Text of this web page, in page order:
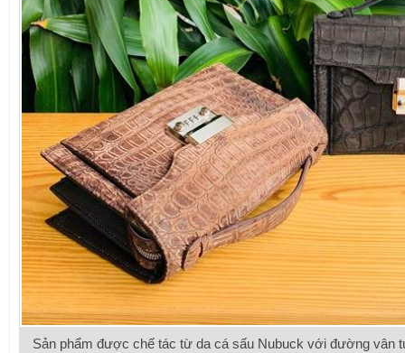
Sản phẩm được chế tác từ da cá sấu Nubuck với đường vân